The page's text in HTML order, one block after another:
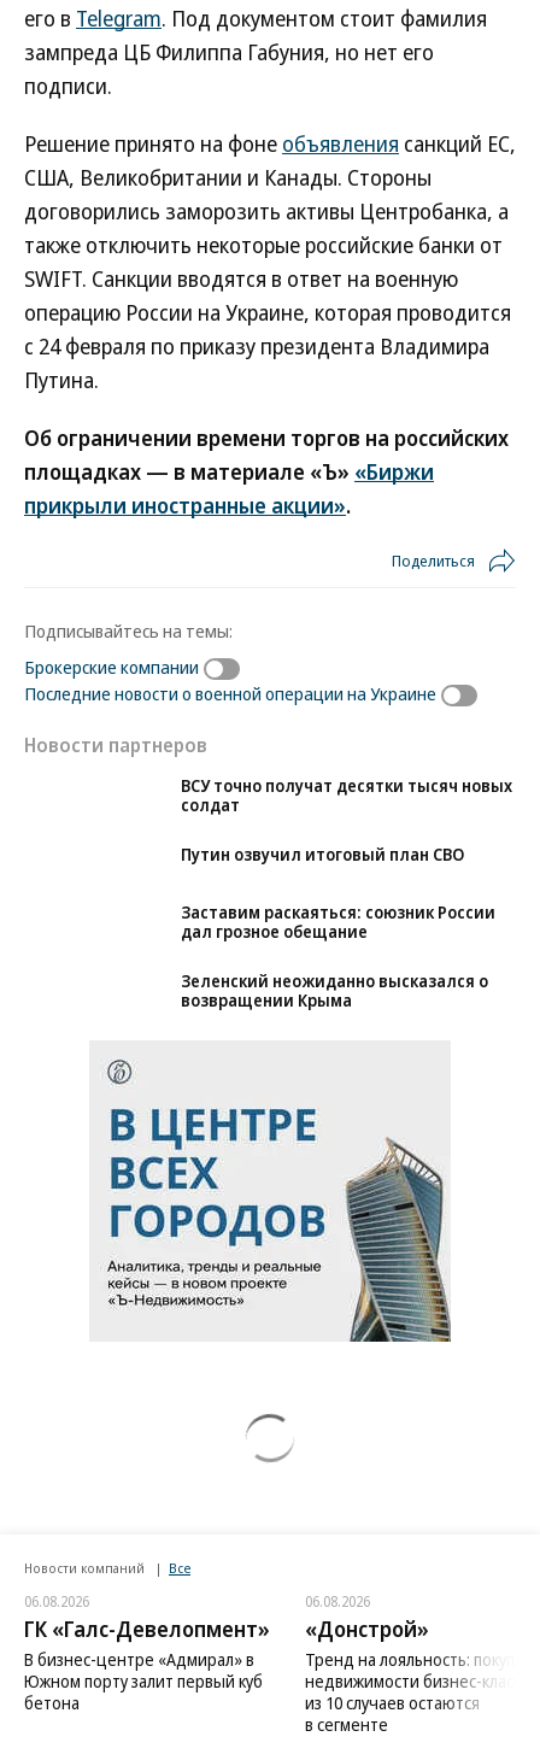
его в Telegram. Под документом стоит фамилия
зампреда ЦБ Филиппа Габуния, но нет его
подписи.
Решение принято на фоне объявления санкций ЕС,
США, Великобритании и Канады. Стороны
договорились заморозить активы Центробанка, а
также отключить некоторые российские банки от
SWIFT. Санкции вводятся в ответ на военную
операцию России на Украине, которая проводится
с 24 февраля по приказу президента Владимира
Путина.
Об ограничении времени торгов на российских
площадках — в материале «Ъ» «Биржи
прикрыли иностранные акции».
Поделиться
Подписывайтесь на темы:
Брокерские компании
Последние новости о военной операции на Украине
Новости партнеров
ВСУ точно получат десятки тысяч новых
солдат
Путин озвучил итоговый план СВО
Заставим раскаяться: союзник России
дал грозное обещание
Зеленский неожиданно высказался о
возвращении Крыма
Новости компаний Все
06.08.2026
ГК «Галс-Девелопмент»
В бизнес-центре «Адмирал» в
Южном порту залит первый куб
бетона
06.08.2026
«Донстрой»
Тренд на лояльность:
недвижимости бизнес-класса
из 10 случаев остаются
в сегменте